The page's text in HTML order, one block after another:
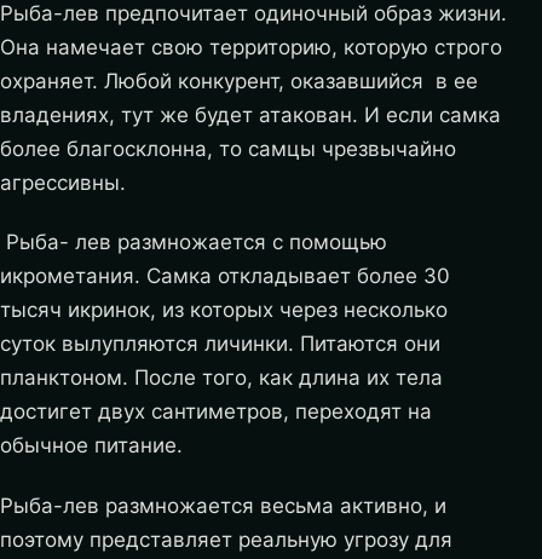
Рыба-лев предпочитает одиночный образ жизни.
Она намечает свою территорию, которую строго
охраняет. Любой конкурент, оказавшийся в ее
владениях, тут же будет атакован. И если самка
более благосклонна, то самцы чрезвычайно
агрессивны.
Рыба- лев размножается с помощью
икрометания. Самка откладывает более 30
тысяч икринок, из которых через несколько
суток вылупляются личинки. Питаются они
планктоном. После того, как длина их тела
достигет двух сантиметров, переходят на
обычное питание.
Рыба-лев размножается весьма активно, и
поэтому представляет реальную угрозу для